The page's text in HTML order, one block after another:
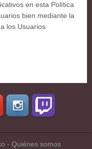
en esta Política
bien mediante la
los Usuarios
- Quiénes somos